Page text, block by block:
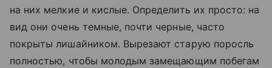
на них мелкие и кислые. Определить их просто: на
вид они очень темные, почти черные, часто
покрыты лишайником. Вырезают старую поросль
полностью, чтобы молодым замещающим побегам